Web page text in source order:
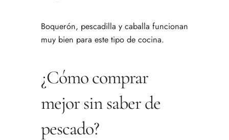
Boquerón, pescadilla y caballa funcionan
muy bien para este tipo de cocina.
¿Cómo comprar
mejor sin saber de
pescado?